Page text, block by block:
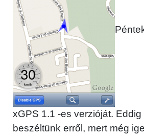
xGPS 1.1 -es verzióját. Eddig
beszéltünk erről, mert még